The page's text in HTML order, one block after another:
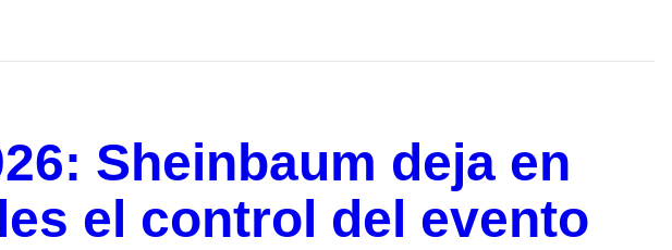
Sheinbaum deja en
el control del evento